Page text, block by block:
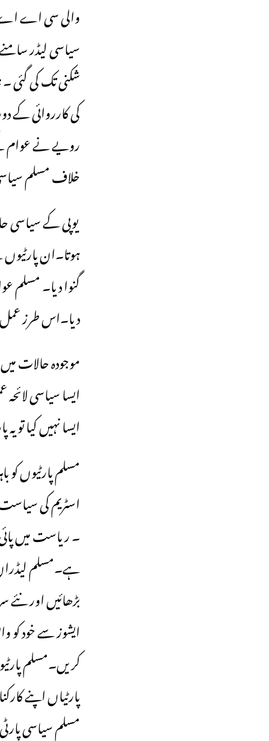
والی سی اے اے
سیاسی لیڈر
شکنی تک کی گئی
کی کارروائی
رویے نے عوام کے
خلاف مسلم
یوپی کے سیاسی
ہوتا۔ان
گنوا دیا۔
دیا۔اس طرز
موجودہ حالات
ایسا سیاسی
ایسا نہیں کیا
مسلم پارٹیوں
اسٹریم کی
۔ ریاست میں
ہے۔مسلم
بڑھائیں اور
ایشوز سے خود
کریں۔مسلم
پارٹیاں اپنے
مسلم سیاسی